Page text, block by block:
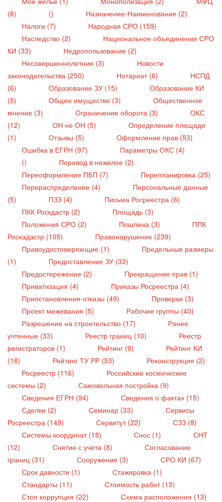
(8)
()
Назначение-Наименование (2)
Налоги (7)
Народная СРО (159)
Наследство (2)
Национальное объединение СРО
КИ (33)
Недропользование (2)
Несовершеннолетние (3)
Новости
законодательства (250)
Нотариат (6)
НСПД
(6)
Образование ЗУ (15)
Образование КИ
(5)
Общее имущество (3)
Общественное
мнение (3)
Ограничение оборота (3)
ОКС
(12)
ОН не ОН (5)
Определение площади
(1)
Отзывы (5)
Оформление прав (53)
Ошибка в ЕГРН (97)
Параметры ОКС (4)
()
Перевод в нежилое (2)
Переоформление ПБП (7)
Перепланировка (25)
Перераспределение (4)
Персональные данные
(5)
ПЗЗ (4)
Письма Росреестра (6)
ПКК Роскдастр (2)
Площадь (3)
Положения СРО (2)
Пошлина (3)
ППК
Роскадастр (105)
Правонарушение (239)
Правоудостоверяющие (1)
Предельные размеры
(1)
Предоставление ЗУ (33)
Предостережение (2)
Прекращение прав (1)
Приватизация (4)
Приказы Росреестра (4)
Приостановления-отказы (49)
Проверки (3)
Проект межевания (5)
Рабочие группы (40)
Разрешение на строительство (17)
Ранее
учтенные (33)
Реестр границ (10)
Реестр
регистраторов (1)
Рейтинг (9)
Рейтинг КИ
(18)
Рейтинг ТУ РР (53)
Реконструкция (2)
Росреестр (116)
Российские космические
системы (2)
Самовольная постройка (9)
Сведения ЕГРН (94)
Сведения о фактах (15)
Сделки (2)
Семинар (33)
Сервисы
Росреестра (149)
Сервитут (22)
СЗЗ (8)
Системы координат (18)
Снос (1)
СНТ
(12)
Снятие с учета (8)
Согласование
границ (31)
Сооружение (3)
СРО КИ (67)
Срок давности (1)
Стажировка (1)
Стандарты (11)
Стоимость работ (13)
Стоп коррупция (22)
Схема расположения (13)